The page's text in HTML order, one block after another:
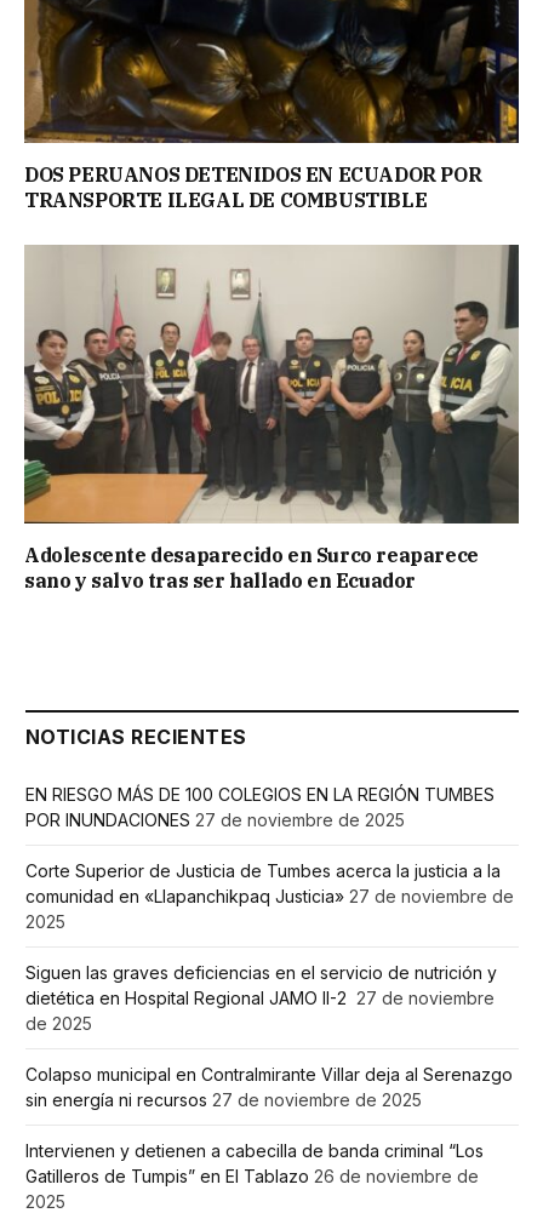
DOS PERUANOS DETENIDOS EN ECUADOR POR
TRANSPORTE ILEGAL DE COMBUSTIBLE
Adolescente desaparecido en Surco reaparece
sano y salvo tras ser hallado en Ecuador
NOTICIAS RECIENTES
EN RIESGO MÁS DE 100 COLEGIOS EN LA REGIÓN TUMBES
POR INUNDACIONES 27 de noviembre de 2025
Corte Superior de Justicia de Tumbes acerca la justicia a la
comunidad en «Llapanchikpaq Justicia» 27 de noviembre de
2025
Siguen las graves deficiencias en el servicio de nutrición y
dietética en Hospital Regional JAMO II-2 27 de noviembre
de 2025
Colapso municipal en Contralmirante Villar deja al Serenazgo
sin energía ni recursos 27 de noviembre de 2025
Intervienen y detienen a cabecilla de banda criminal “Los
Gatilleros de Tumpis” en El Tablazo 26 de noviembre de
2025